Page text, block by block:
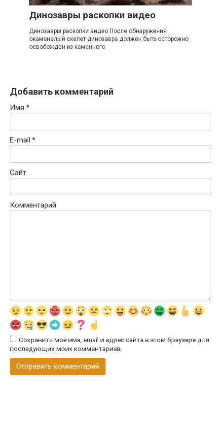
Динозавры раскопки видео
Динозавры раскопки видео После обнаружения
окаменелый скелет динозавра должен быть осторожно
освобожден из каменного
Добавить комментарий
Имя *
E-mail *
Сайт
Комментарий
Сохранить моё имя, email и адрес сайта в этом браузере для
последующих моих комментариев.